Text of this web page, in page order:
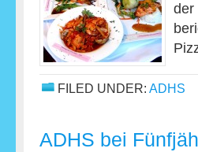
der
FILED UNDER: ADHS
ADHS bei